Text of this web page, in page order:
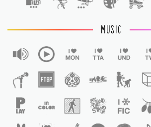
MUSIC